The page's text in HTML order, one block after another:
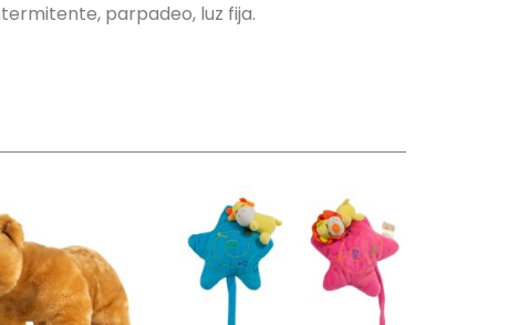
parpadeo, luz fija.